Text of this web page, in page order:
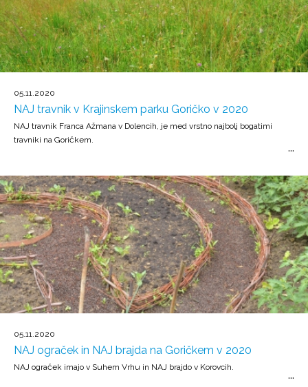
05.11.2020
NAJ travnik v Krajinskem parku Goričko v 2020
NAJ travnik Franca Ažmana v Dolencih, je med vrstno najbolj bogatimi
travniki na Goričkem.
05.11.2020
NAJ ograček in NAJ brajda na Goričkem v 2020
NAJ ograček imajo v Suhem Vrhu in NAJ brajdo v Korovcih.